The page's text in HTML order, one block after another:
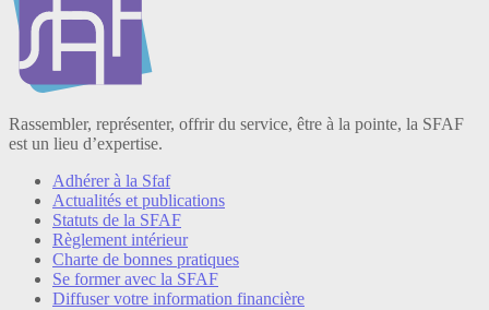
Rassembler, représenter, offrir du service, être à la pointe, la SFAF
est un lieu d’expertise.
Adhérer à la Sfaf
Actualités et publications
Statuts de la SFAF
Règlement intérieur
Charte de bonnes pratiques
Se former avec la SFAF
Diffuser votre information financière